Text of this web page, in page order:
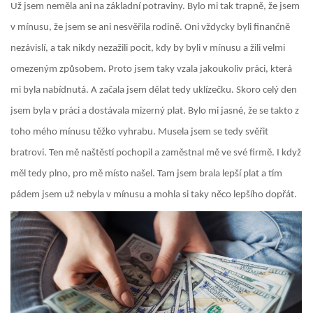
Už jsem neměla ani na základní potraviny. Bylo mi tak trapně, že jsem
v mínusu, že jsem se ani nesvěřila rodině. Oni vždycky byli finančně
nezávislí, a tak nikdy nezažili pocit, kdy by byli v mínusu a žili velmi
omezeným způsobem. Proto jsem taky vzala jakoukoliv práci, která
mi byla nabídnutá. A začala jsem dělat tedy uklízečku. Skoro celý den
jsem byla v práci a dostávala mizerný plat. Bylo mi jasné, že se takto z
toho mého mínusu těžko vyhrabu. Musela jsem se tedy svěřit
bratrovi. Ten mě naštěstí pochopil a zaměstnal mě ve své firmě. I když
měl tedy plno, pro mě místo našel. Tam jsem brala lepší plat a tím
pádem jsem už nebyla v mínusu a mohla si taky něco lepšího dopřát.